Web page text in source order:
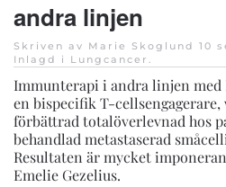
andra linjen
Skriven av Marie Skoglund 10
Inlagd i Lungcancer .
Immunterapi i andra linjen
en bispecifik T-
förbättrad totalöverlevnad hos
behandlad metastaserad
Resultaten är mycket
Emelie Gezelius.